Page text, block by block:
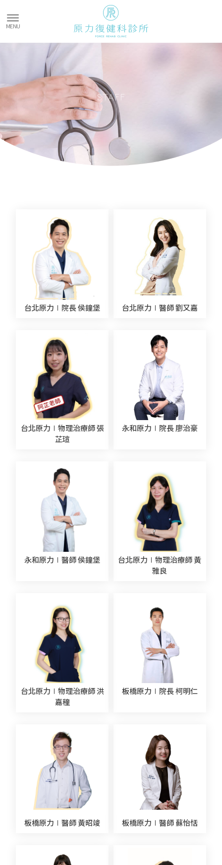
台北原力∣院長 侯鐘堡 台北原力∣醫師 劉又嘉
台北原力∣物理治療師 張
芷瑄
永和原力∣院長 廖治豪
永和原力∣醫師 侯鐘堡
台北原力∣物理治療師 黃
雅良
台北原力∣物理治療師 洪
嘉穜
板橋原力∣院長 柯明仁
板橋原力∣醫師 黃昭竣 板橋原力∣醫師 蘇怡恬